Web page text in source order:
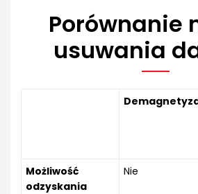
Porównanie
usuwania
Możliwość
odzyskania
Nie